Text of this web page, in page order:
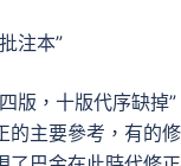
注本”
版，十版代序缺
的主要參考，有的